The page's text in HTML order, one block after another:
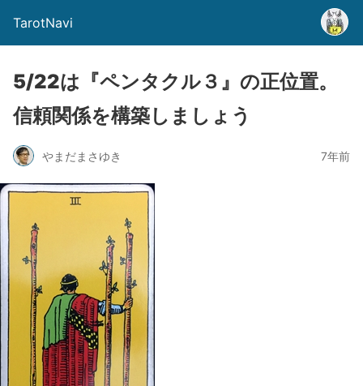
TarotNavi
5/22は『ペンタクル３』の正位置。
信頼関係を構築しましょう
やまだまさゆき 7年前